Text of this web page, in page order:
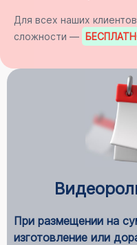
Для всех наших
сложности —
При размещении на
изготовление или